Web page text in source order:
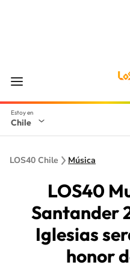
Chile
LOS40 Chile Música
LOS40
Santander
Iglesias
honor